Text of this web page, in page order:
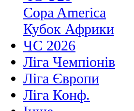
Copa America
Кубок Африки
ЧС 2026
Ліга Чемпіонів
Ліга Європи
Ліга Конф.